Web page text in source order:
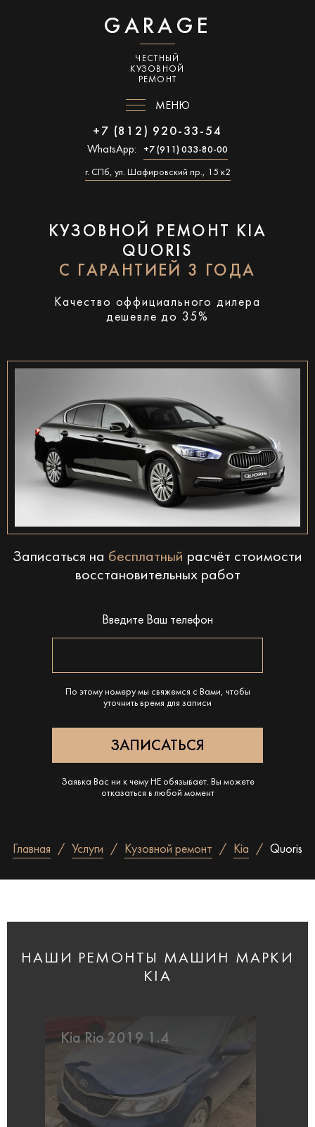
GARAGE
ЧЕСТНЫЙ
КУЗОВНОЙ
РЕМОНТ
МЕНЮ
+7 (812) 920-33-54
WhatsApp: +7 (911) 033-80-00
г. СПб, ул. Шафировский пр., 15 к2
КУЗОВНОЙ РЕМОНТ KIA
QUORIS
С ГАРАНТИЕЙ 3 ГОДА
Качество оффициального дилера
дешевле до 35%
Записаться на бесплатный расчёт стоимости
восстановительных работ
Введите Ваш телефон
По этому номеру мы свяжемся с Вами, чтобы
уточнить время для записи
Заявка Вас ни к чему НЕ обязывает. Вы можете
отказаться в любой момент
Главная Услуги Кузовной ремонт Kia Quoris
НАШИ РЕМОНТЫ МАШИН МАРКИ
KIA
Kia Rio 2019 1.4